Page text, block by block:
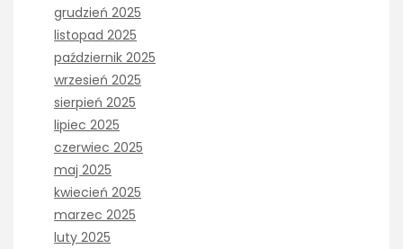
grudzień 2025
listopad 2025
październik 2025
wrzesień 2025
sierpień 2025
lipiec 2025
czerwiec 2025
maj 2025
kwiecień 2025
marzec 2025
luty 2025